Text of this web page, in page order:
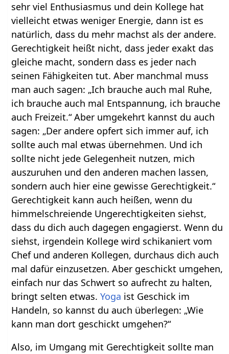
sehr viel Enthusiasmus und dein Kollege hat
vielleicht etwas weniger Energie, dann ist es
natürlich, dass du mehr machst als der andere.
Gerechtigkeit heißt nicht, dass jeder exakt das
gleiche macht, sondern dass es jeder nach
seinen Fähigkeiten tut. Aber manchmal muss
man auch sagen: „Ich brauche auch mal Ruhe,
ich brauche auch mal Entspannung, ich brauche
auch Freizeit.“ Aber umgekehrt kannst du auch
sagen: „Der andere opfert sich immer auf, ich
sollte auch mal etwas übernehmen. Und ich
sollte nicht jede Gelegenheit nutzen, mich
auszuruhen und den anderen machen lassen,
sondern auch hier eine gewisse Gerechtigkeit.“
Gerechtigkeit kann auch heißen, wenn du
himmelschreiende Ungerechtigkeiten siehst,
dass du dich auch dagegen engagierst. Wenn du
siehst, irgendein Kollege wird schikaniert vom
Chef und anderen Kollegen, durchaus dich auch
mal dafür einzusetzen. Aber geschickt umgehen,
einfach nur das Schwert so aufrecht zu halten,
bringt selten etwas.Yoga ist Geschick im
Handeln, so kannst du auch überlegen: „Wie
kann man dort geschickt umgehen?“
Also, im Umgang mit Gerechtigkeit sollte man